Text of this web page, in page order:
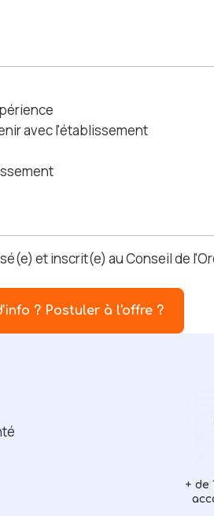
avec l'établissement
et inscrit(e) au Conseil de
? Postuler à l'offre ?
+ de